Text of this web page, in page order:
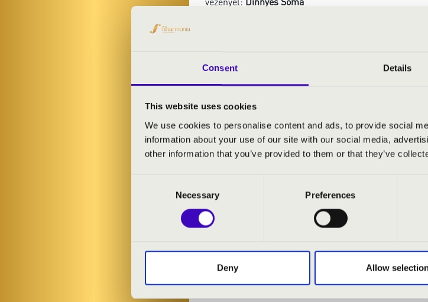
Consent Details
This website uses cookies
We use cookies to personalise content and ads, to provide social
information about your use of our site with our social media,
other information that you’ve provided to them or that they’ve
Necessary Preferences
Deny Allow
Jacobus Gallus Handl: Praeparate corda vestra
Michael Haydn: Missa Sancti Leopoldi - Kyrie
Michael Haydn: Missa Sancti Leopoldi - Gloria
Jacobus Gallus Handl: Haec es dies - Alleluja
Michael Haydn: Missa Sancti Leopoldi - Credo
Tomás Luis de Victoria: O sacrum convivium
Amerikai népének: How great Thou art
Ola Gjeilo: Northern lights